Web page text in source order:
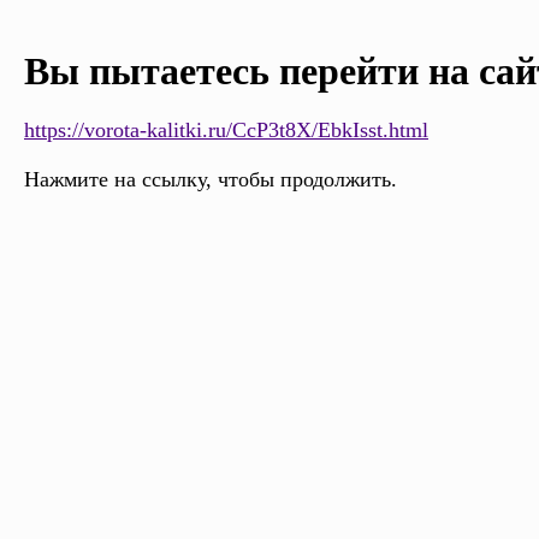
Вы пытаетесь перейти на
https://vorota-kalitki.ru/CcP3t8X/EbkIsst.html
Нажмите на ссылку, чтобы продолжить.